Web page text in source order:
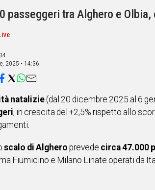
passeggeri tra Alghero e Olbia,
2025 • 14:36
natalizie (dal 20 dicembre 2025 al 6
, in crescita del +2,5% rispetto allo
scalo di Alghero prevede circa 47.000
Fiumicino e Milano Linate operati da